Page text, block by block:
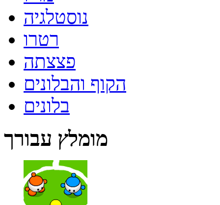
נוסטלגיה
רטרו
פצצתה
הקוף והבלונים
בלונים
מומלץ עבורך